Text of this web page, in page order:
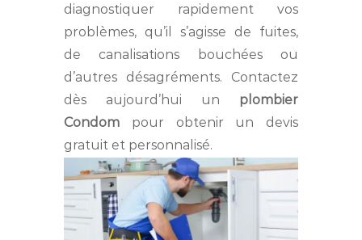
diagnostiquer rapidement vos
problèmes, qu’il s’agisse de fuites,
de canalisations bouchées ou
d’autres désagréments. Contactez
dès aujourd’hui un plombier
Condom pour obtenir un devis
gratuit et personnalisé.